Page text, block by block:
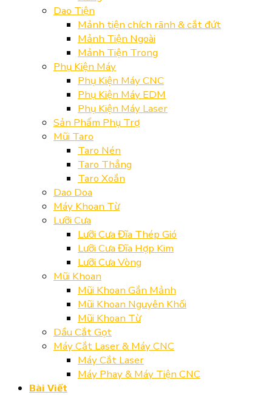
Dao Tiện
Mảnh tiện chích rãnh & cắt đứt
Mảnh Tiện Ngoài
Mảnh Tiện Trong
Phụ Kiện Máy
Phụ Kiện Máy CNC
Phụ Kiện Máy EDM
Phụ Kiện Máy Laser
Sản Phẩm Phụ Trợ
Mũi Taro
Taro Nén
Taro Thẳng
Taro Xoắn
Dao Doa
Máy Khoan Từ
Lưỡi Cưa
Lưỡi Cưa Đĩa Thép Gió
Lưỡi Cưa Đĩa Hợp Kim
Lưỡi Cưa Vòng
Mũi Khoan
Mũi Khoan Gắn Mảnh
Mũi Khoan Nguyên Khối
Mũi Khoan Từ
Dầu Cắt Gọt
Máy Cắt Laser & Máy CNC
Máy Cắt Laser
Máy Phay & Máy Tiện CNC
Bài Viết